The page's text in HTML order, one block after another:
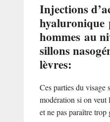
Injections
hyaluronique
hommes au
sillons
lèvres:
Ces parties du visage
modération si on veut
et ne pas paraître trop